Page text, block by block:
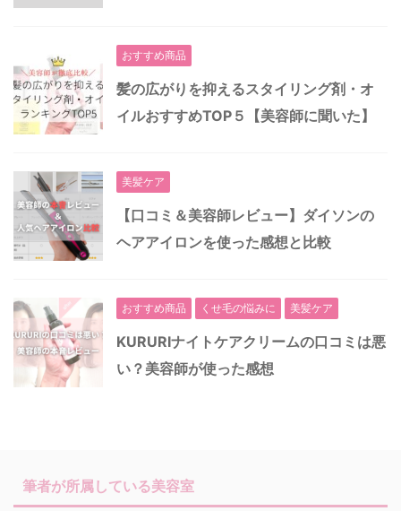
おすすめ商品
髪の広がりを抑えるスタイリング剤・オ
イルおすすめTOP５【美容師に聞いた】
美髪ケア
【口コミ＆美容師レビュー】ダイソンの
ヘアアイロンを使った感想と比較
おすすめ商品 くせ毛の悩みに 美髪ケア
KURURIナイトケアクリームの口コミは悪
い？美容師が使った感想
筆者が所属している美容室